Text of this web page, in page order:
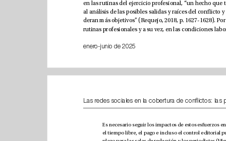
enero-junio de 2025